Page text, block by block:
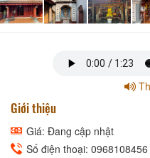
Giới thiệu
Giá: Đang cập nhật
Số điện thoại: 0968108456